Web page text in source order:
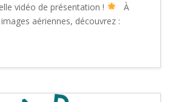
vidéo de présentation !
À
aériennes, découvrez :